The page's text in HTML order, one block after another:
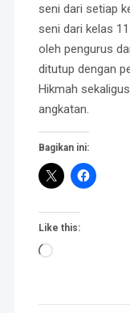
seni dari setiap
seni dari kelas
oleh pengurus
ditutup dengan
Hikmah
angkatan.
Bagikan ini:
Like this:
Loading…